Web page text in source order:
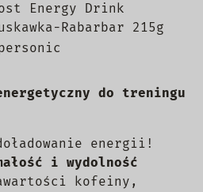
Energy Drink
Rabarbar 215g
do treningu
energii!
i wydolność
kofeiny,